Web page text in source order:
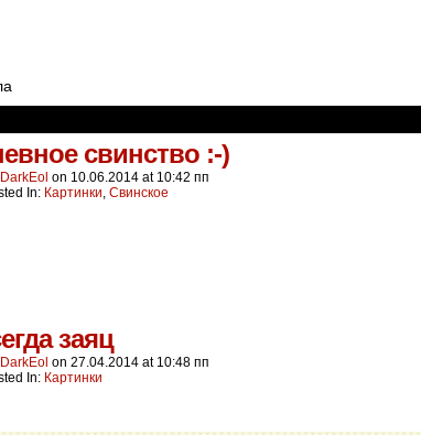
свинство :-)
DarkEol on 10.06.2014 at 10:42 пп
In: Картинки, Свинское
заяц
DarkEol on 27.04.2014 at 10:48 пп
In: Картинки